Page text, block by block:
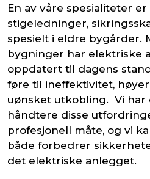
En av våre spesialiteter
stigeledninger,
spesielt i eldre bygårder.
bygninger har elektriske
oppdatert til dagens
føre til ineffektivitet,
uønsket utkobling. Vi har
håndtere disse
profesjonell måte, og vi
både forbedrer
det elektriske anlegget.